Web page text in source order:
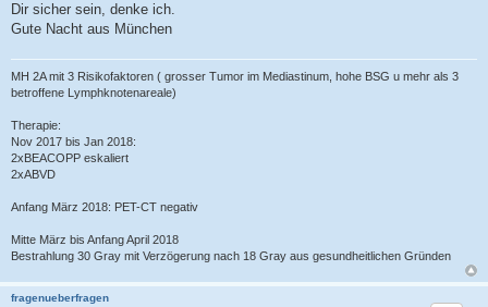
t
a
Dir sicher sein, denke ich.
Gute Nacht aus München
MH 2A mit 3 Risikofaktoren ( grosser Tumor im Mediastinum, hohe BSG u mehr als 3
betroffene Lymphknotenareale)
Therapie:
Nov 2017 bis Jan 2018:
2xBEACOPP eskaliert
2xABVD
Anfang März 2018: PET-CT negativ
Mitte März bis Anfang April 2018
Bestrahlung 30 Gray mit Verzögerung nach 18 Gray aus gesundheitlichen Gründen
fragenueberfragen